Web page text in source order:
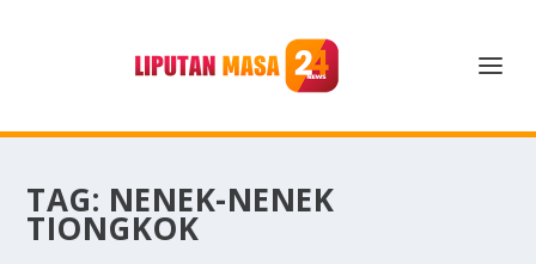
TAG: NENEK-NENEK
TIONGKOK